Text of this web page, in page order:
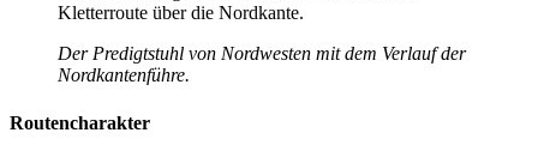
Der Predigtstuhl von Nordwesten mit dem Verlauf der
Nordkantenführe.
Routencharakter